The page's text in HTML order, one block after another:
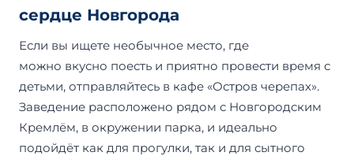
сердце Новгорода
Если вы ищете необычное место, где
можно вкусно поесть и приятно провести время с
детьми, отправляйтесь в кафе «Остров черепах».
Заведение расположено рядом с Новгородским
Кремлём, в окружении парка, и идеально
подойдёт как для прогулки, так и для сытного